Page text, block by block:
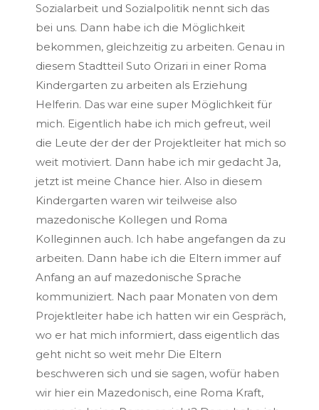
Sozialarbeit und Sozialpolitik nennt sich das
bei uns. Dann habe ich die Möglichkeit
bekommen, gleichzeitig zu arbeiten. Genau in
diesem Stadtteil Suto Orizari in einer Roma
Kindergarten zu arbeiten als Erziehung
Helferin. Das war eine super Möglichkeit für
mich. Eigentlich habe ich mich gefreut, weil
die Leute der der der Projektleiter hat mich so
weit motiviert. Dann habe ich mir gedacht Ja,
jetzt ist meine Chance hier. Also in diesem
Kindergarten waren wir teilweise also
mazedonische Kollegen und Roma
Kolleginnen auch. Ich habe angefangen da zu
arbeiten. Dann habe ich die Eltern immer auf
Anfang an auf mazedonische Sprache
kommuniziert. Nach paar Monaten von dem
Projektleiter habe ich hatten wir ein Gespräch,
wo er hat mich informiert, dass eigentlich das
geht nicht so weit mehr Die Eltern
beschweren sich und sie sagen, wofür haben
wir hier ein Mazedonisch, eine Roma Kraft,